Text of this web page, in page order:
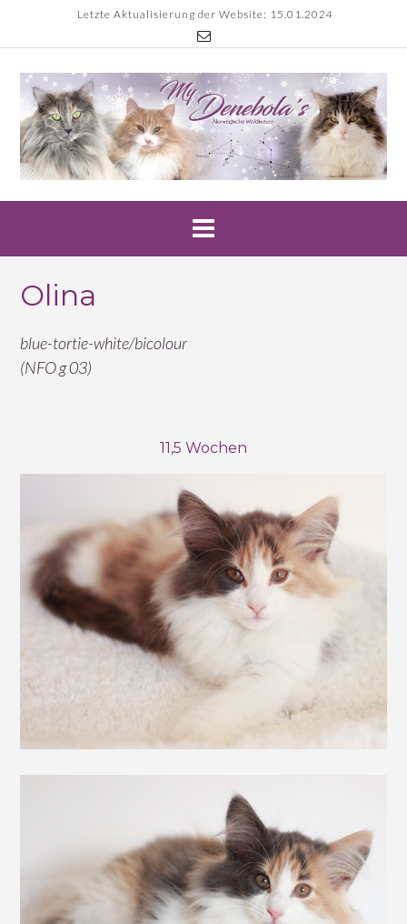
content
Letzte Aktualisierung der Website: 15.01.2024
Olina
blue-tortie-white/bicolour
(NFO g 03)
11,5 Wochen